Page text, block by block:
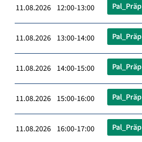
11.08.2026 12:00-13:00 Pal_Präp
11.08.2026 13:00-14:00 Pal_Präp
11.08.2026 14:00-15:00 Pal_Präp
11.08.2026 15:00-16:00 Pal_Präp
11.08.2026 16:00-17:00 Pal_Präp